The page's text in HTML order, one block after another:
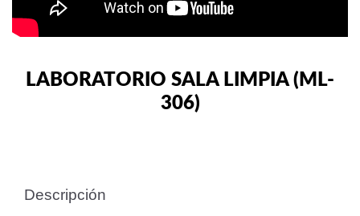
LABORATORIO SALA LIMPIA (ML-
306)
Descripción